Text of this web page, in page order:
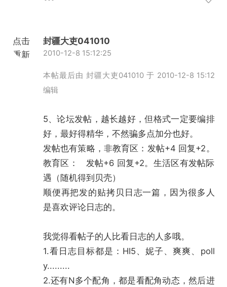
点击
重新
封疆大吏041010
2010-12-8 15:12:25
本帖最后由 封疆大吏041010 于 2010-12-8 15:12
编辑
5、论坛发帖，越长越好，但格式一定要编排
好，最好得精华，不然骗多点加分也好。
发帖也有策略，非教育区：发帖+4 回复+2。
教育区： 发帖+6 回复+2。生活区有发帖际
遇（随机得到贝壳）
顺便再把发的贴拷贝日志一篇，因为很多人
是喜欢评论日志的。
我觉得看帖子的人比看日志的人多哦。
1.看日志目标都是：HI5、妮子、爽爽、poll
y.........
2.还有N多个配角，都是看配角动态，然后进